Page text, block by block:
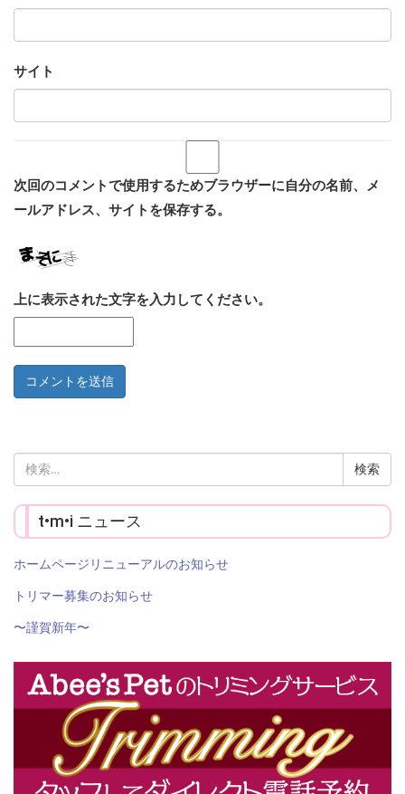
サイト
次回のコメントで使用するためブラウザーに自分の名前、メ
ールアドレス、サイトを保存する。
上に表示された文字を入力してください。
索:
t•m•i ニュース
ホームページリニューアルのお知らせ
トリマー募集のお知らせ
〜謹賀新年〜